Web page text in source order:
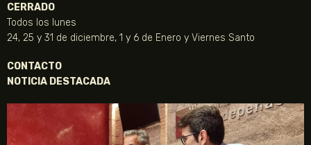
CERRADO
Todos los lunes
24, 25 y 31 de diciembre, 1 y 6 de Enero y Viernes Santo
CONTACTO
NOTICIA DESTACADA